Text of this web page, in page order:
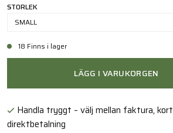
STORLEK
SMALL
18 Finns i lager
LÄGG I VARUKORGEN
Handla tryggt – välj mellan faktura,
direktbetalning